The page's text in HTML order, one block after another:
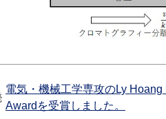
電気・機械工学専攻のLy
Awardを受賞しました。